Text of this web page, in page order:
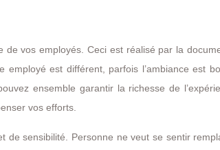
de vos employés. Ceci est réalisé par la
employé est différent, parfois l’ambiance est
ensemble garantir la richesse de
vos efforts.
de sensibilité. Personne ne veut se sentir